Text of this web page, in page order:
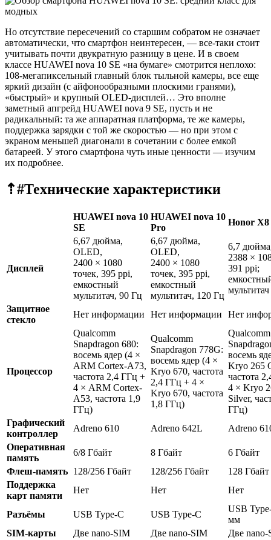
Но отсутствие пересечений со старшим собратом не означает
автоматически, что смартфон неинтересен, — все-таки стоит
учитывать почти двукратную разницу в цене. И в своем
классе HUAWEI nova 10 SE «на бумаге» смотрится неплохо:
108-мегапиксельный главный блок тыльной камеры, все еще
яркий дизайн (с айфонообразными плоскими гранями),
«быстрый» и крупный OLED-дисплей… Это вполне
заметный апгрейд HUAWEI nova 9 SE, пусть и не
радикальный: та же аппаратная платформа, те же камеры,
поддержка зарядки с той же скоростью — но при этом с
экраном меньшей диагонали в сочетании с более емкой
батареей. У этого смартфона чуть иные ценности — изучим
их подробнее.
⇡#Технические характеристики
HUAWEI nova 10
SE
HUAWEI nova 10
Pro
Honor X8
Дисплей
6,67 дюйма,
OLED,
2400 × 1080
точек, 395 ppi,
емкостный
мультитач, 90 Гц
6,67 дюйма,
OLED,
2400 × 1080
точек, 395 ppi,
емкостный
мультитач, 120 Гц
6,7
2388 ×
391 ppi;
мультитач
Защитное
стекло
Нет информации Нет информации Нет
Процессор
Qualcomm
Snapdragon 680:
восемь ядер (4 ×
ARM Cortex-A73,
частота 2,4 ГГц +
4 × ARM Cortex-
A53, частота 1,9
ГГц)
Qualcomm
Snapdragon 778G:
восемь ядер (4 ×
Kryo 670, частота
2,4 ГГц + 4 ×
Kryo 670, частота
1,8 ГГц)
Qualcomm
восемь
Kryo 265
частота
4 × Kryo
Silver,
ГГц)
Графический
контроллер
Adreno 610 Adreno 642L
Adreno
Оперативная
память
6/8 Гбайт 8 Гбайт
6 Гбайт
Флеш-память 128/256 Гбайт 128/256 Гбайт
128 Гбайт
Поддержка
карт памяти
Нет Нет Нет
Разъёмы USB Type-C USB Type-C
USB
мм
SIM-карты
Две nano-SIM Две nano-SIM Две nano-